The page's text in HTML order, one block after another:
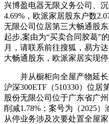
兴博盈电器无限义务公司、
4.69%，欧派家居股东户数
无限公司位居第三大畅通股
起步,案由为“买卖合同胶葛”
月，请联系前往搜狐，易方
大畅通股东，欧派家居实现停
并从橱柜向全屋产物延长,
沪深300ETF（510330）位居
股份无限公司位于广东省广
削减1.78%；案号为（2025）
从停业务涉及次要处置全屋